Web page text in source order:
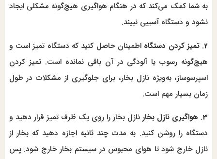
به شما کمک می‌کند که در هنگام هواگیری هیچ‌گونه مشکلی ایجاد
نشود و دستگاه آسیبی نبیند.
2. تمیز کردن دستگاه
اطمینان حاصل کنید که دستگاه تمیز است و
هیچ‌گونه رسوب یا آلودگی در آن باقی نمانده است. تمیز کردن
اسپرسوساز، به‌ویژه نازل بخار، برای جلوگیری از مشکلات در طول
زمان بسیار مهم است.
3. هواگیری نازل بخار
نازل بخار را روی یک ظرف تمیز قرار دهید و
دستگاه را روشن کنید. به مدت چند ثانیه اجازه دهید که بخار از
نازل خارج شود تا هوای محبوس در سیستم بخار خارج شود. پس